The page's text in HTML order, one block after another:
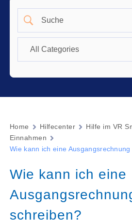
Home Hilfecenter
Hilfe im VR
Einnahmen
Wie kann ich eine
Wie kann ich eine
schreiben?